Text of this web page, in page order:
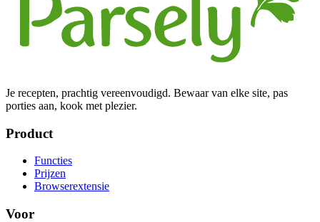
Je recepten, prachtig vereenvoudigd. Bewaar van elke site, pas
porties aan, kook met plezier.
Product
Functies
Prijzen
Browserextensie
Voor